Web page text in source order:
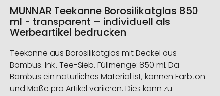
MUNNAR Teekanne Borosilikatglas 850
ml - transparent – individuell als
Werbeartikel bedrucken
Teekanne aus Borosilikatglas mit Deckel aus
Bambus. Inkl. Tee-Sieb. Füllmenge: 850 ml. Da
Bambus ein natürliches Material ist, können Farbton
und Maße pro Artikel variieren. Dies kann zu